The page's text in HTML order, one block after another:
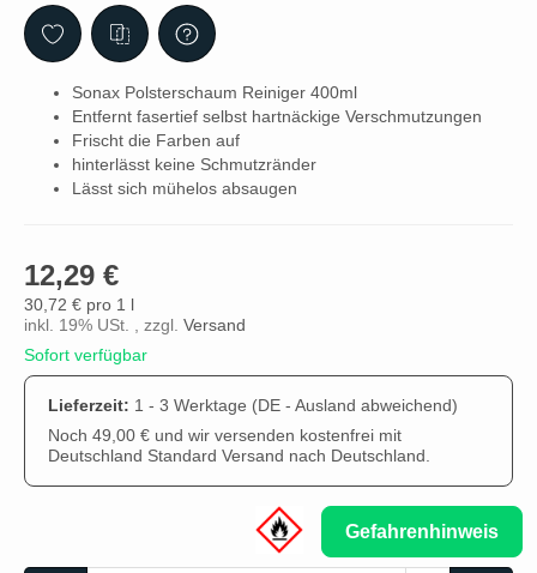
Sonax Polsterschaum Reiniger 400ml
Entfernt fasertief selbst hartnäckige Verschmutzungen
Frischt die Farben auf
hinterlässt keine Schmutzränder
Lässt sich mühelos absaugen
12,29 €
30,72 € pro 1 l
inkl. 19% USt. , zzgl. Versand
Sofort verfügbar
Lieferzeit: 1 - 3 Werktage (DE - Ausland abweichend)
Noch 49,00 € und wir versenden kostenfrei mit
Deutschland Standard Versand nach Deutschland.
Gefahrenhinweis